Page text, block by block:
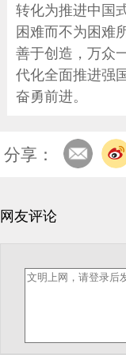
转化为推进中国
困难而不为困难
善于创造，万众
代化全面推进强
奋勇前进。
分享：
网友评论